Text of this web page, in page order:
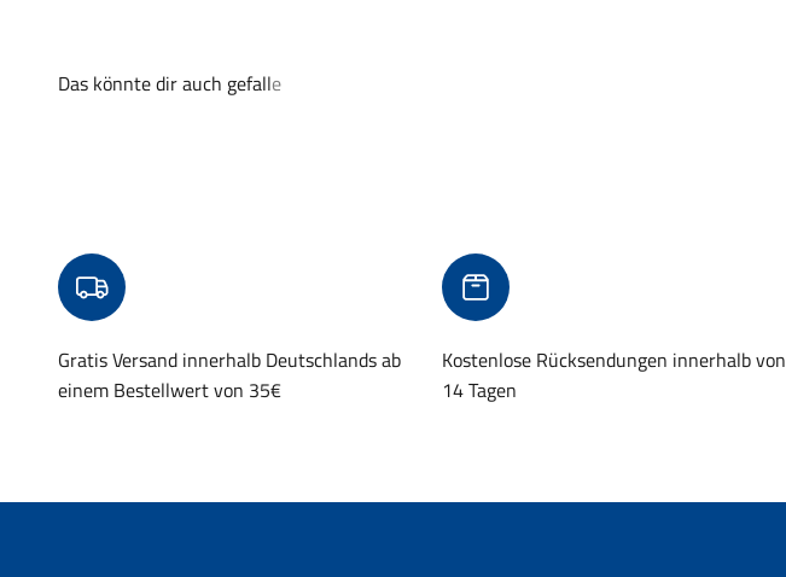
Gratis Versand innerhalb Deutschlands ab
einem Bestellwert von 35€
Kostenlose Rücksendungen innerhalb von
14 Tagen